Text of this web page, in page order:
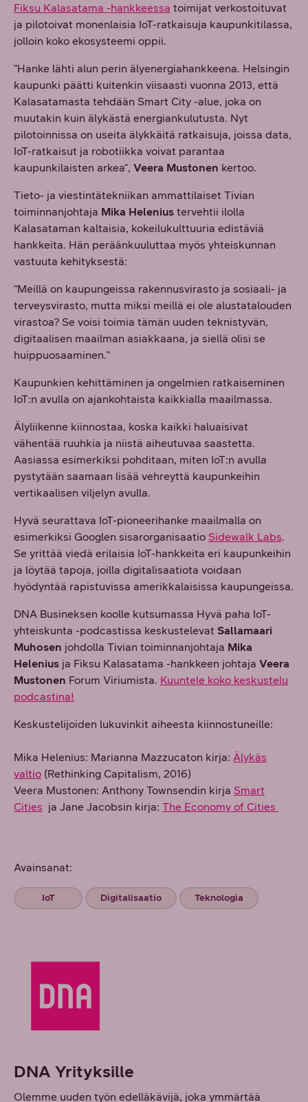
Fiksu Kalasatama -hankkeessa toimijat verkostoituvat
ja pilotoivat monenlaisia IoT-ratkaisuja kaupunkitilassa,
jolloin koko ekosysteemi oppii.
"Hanke lähti alun perin älyenergiahankkeena. Helsingin
kaupunki päätti kuitenkin viisaasti vuonna 2013, että
Kalasatamasta tehdään Smart City -alue, joka on
muutakin kuin älykästä energiankulutusta. Nyt
pilotoinnissa on useita älykkäitä ratkaisuja, joissa data,
IoT-ratkaisut ja robotiikka voivat parantaa
kaupunkilaisten arkea", Veera Mustonen kertoo.
Tieto- ja viestintätekniikan ammattilaiset Tivian
toiminnanjohtaja Mika Helenius tervehtii ilolla
Kalasataman kaltaisia, kokeilukulttuuria edistäviä
hankkeita. Hän peräänkuuluttaa myös yhteiskunnan
vastuuta kehityksestä:
"Meillä on kaupungeissa rakennusvirasto ja sosiaali- ja
terveysvirasto, mutta miksi meillä ei ole alustatalouden
virastoa? Se voisi toimia tämän uuden teknistyvän,
digitaalisen maailman asiakkaana, ja siellä olisi se
huippuosaaminen."
Kaupunkien kehittäminen ja ongelmien ratkaiseminen
IoT:n avulla on ajankohtaista kaikkialla maailmassa.
Älyliikenne kiinnostaa, koska kaikki haluaisivat
vähentää ruuhkia ja niistä aiheutuvaa saastetta.
Aasiassa esimerkiksi pohditaan, miten IoT:n avulla
pystytään saamaan lisää vehreyttä kaupunkeihin
vertikaalisen viljelyn avulla.
Hyvä seurattava IoT-pioneerihanke maailmalla on
esimerkiksi Googlen sisarorganisaatio Sidewalk Labs.
Se yrittää viedä erilaisia IoT-hankkeita eri kaupunkeihin
ja löytää tapoja, joilla digitalisaatiota voidaan
hyödyntää rapistuvissa amerikkalaisissa kaupungeissa.
DNA Busineksen koolle kutsumassa Hyvä paha IoT-
yhteiskunta -podcastissa keskustelevat Sallamaari
Muhosen johdolla Tivian toiminnanjohtaja Mika
Helenius ja Fiksu Kalasatama -hankkeen johtaja Veera
Mustonen Forum Viriumista. Kuuntele koko keskustelu
podcastina!
Keskustelijoiden lukuvinkit aiheesta kiinnostuneille:
Mika Helenius: Marianna Mazzucaton kirja: Älykäs
valtio (Rethinking Capitalism, 2016)
Veera Mustonen: Anthony Townsendin kirja Smart
Cities ja Jane Jacobsin kirja: The Economy of Cities
Avainsanat:
IoT Digitalisaatio Teknologia
DNA Yrityksille
Olemme uuden työn edelläkävijä, joka ymmärtää